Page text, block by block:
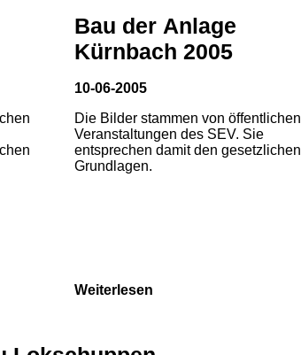
Bau der Anlage
Kürnbach 2005
10-06-2005
Die Bilder stammen von öffentlichen
Veranstaltungen des SEV. Sie
entsprechen damit den gesetzlichen
Grundlagen.
Weiterlesen